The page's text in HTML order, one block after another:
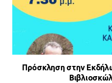
Πρόσκληση στην